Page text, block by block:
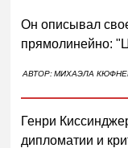
Он описывал
прямолинейно:
АВТОР:МИХАЭЛА
Генри
дипломатии и